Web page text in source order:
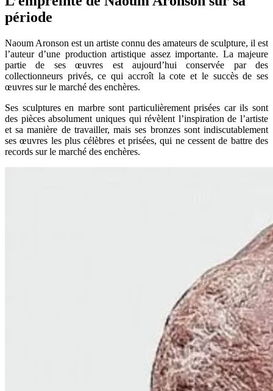
période
Naoum Aronson est un artiste connu des amateurs de sculpture, il est
l’auteur d’une production artistique assez importante. La majeure
partie de ses œuvres est aujourd’hui conservée par des
collectionneurs privés, ce qui accroît la cote et le succès de ses
œuvres sur le marché des enchères.
Ses sculptures en marbre sont particulièrement prisées car ils sont
des pièces absolument uniques qui révèlent l’inspiration de l’artiste
et sa manière de travailler, mais ses bronzes sont indiscutablement
ses œuvres les plus célèbres et prisées, qui ne cessent de battre des
records sur le marché des enchères.